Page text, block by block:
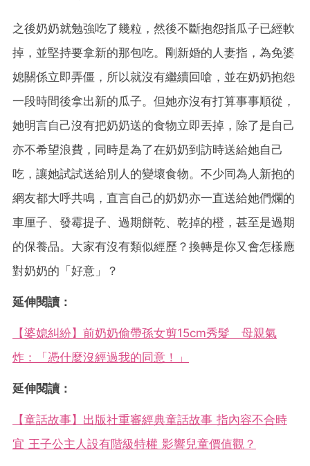
之後奶奶就勉強吃了幾粒，然後不斷抱怨指瓜子已經軟
掉，並堅持要拿新的那包吃。剛新婚的人妻指，為免婆
媳關係立即弄僵，所以就沒有繼續回嗆，並在奶奶抱怨
一段時間後拿出新的瓜子。但她亦沒有打算事事順從，
她明言自己沒有把奶奶送的食物立即丟掉，除了是自己
亦不希望浪費，同時是為了在奶奶到訪時送給她自己
吃，讓她試試送給別人的變壞食物。不少同為人新抱的
網友都大呼共鳴，直言自己的奶奶亦一直送給她們爛的
車厘子、發霉提子、過期餅乾、乾掉的橙，甚至是過期
的保養品。大家有沒有類似經歷？換轉是你又會怎樣應
對奶奶的「好意」？
延伸閱讀：
【婆媳糾紛】前奶奶偷帶孫女剪15cm秀髮 母親氣
炸：「憑什麼沒經過我的同意！」
延伸閱讀：
【童話故事】出版社重審經典童話故事 指內容不合時
宜 王子公主人設有階級特權 影響兒童價值觀？